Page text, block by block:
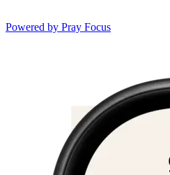
Powered by Pray Focus